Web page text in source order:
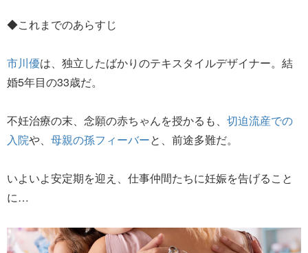
◆これまでのあらすじ
市川優は、独立したばかりのテキスタイルデザイナー。結
婚5年目の33歳だ。
不妊治療の末、念願の赤ちゃんを授かるも、 切迫流産での
入院や、 母親の孫フィーバーと、前途多難だ。
いよいよ安定期を迎え、仕事仲間たちに妊娠を告げること
に…